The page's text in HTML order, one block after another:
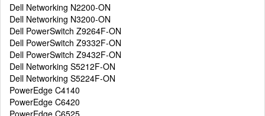
Dell Networking N2200-ON
Dell Networking N3200-ON
Dell PowerSwitch Z9264F-ON
Dell PowerSwitch Z9332F-ON
Dell PowerSwitch Z9432F-ON
Dell Networking S5212F-ON
Dell Networking S5224F-ON
PowerEdge C4140
PowerEdge C6420
PowerEdge C6525